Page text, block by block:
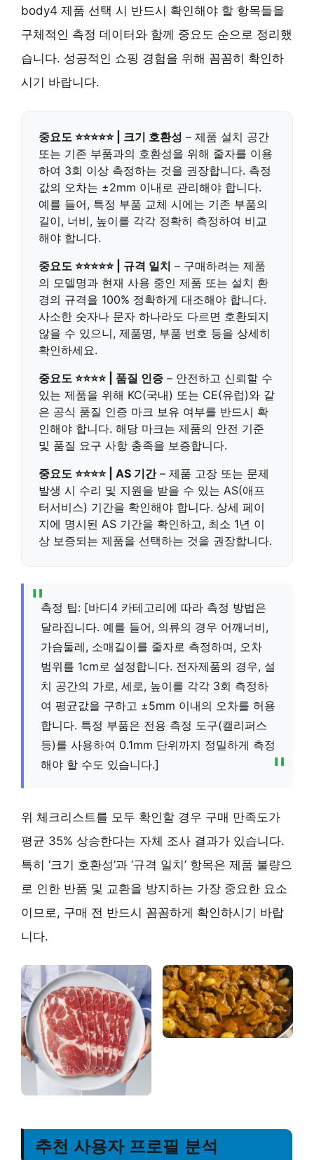
body4 제품 선택 시 반드시 확인해야 할 항목들을
구체적인 측정 데이터와 함께 중요도 순으로 정리했
습니다. 성공적인 쇼핑 경험을 위해 꼼꼼히 확인하
시기 바랍니다.
중요도 ⭐⭐⭐⭐⭐ | 크기 호환성 – 제품 설치 공간
또는 기존 부품과의 호환성을 위해 줄자를 이용
하여 3회 이상 측정하는 것을 권장합니다. 측정
값의 오차는 ±2mm 이내로 관리해야 합니다.
예를 들어, 특정 부품 교체 시에는 기존 부품의
길이, 너비, 높이를 각각 정확히 측정하여 비교
해야 합니다.
중요도 ⭐⭐⭐⭐⭐ | 규격 일치 – 구매하려는 제품
의 모델명과 현재 사용 중인 제품 또는 설치 환
경의 규격을 100% 정확하게 대조해야 합니다.
사소한 숫자나 문자 하나라도 다르면 호환되지
않을 수 있으니, 제품명, 부품 번호 등을 상세히
확인하세요.
중요도 ⭐⭐⭐⭐ | 품질 인증 – 안전하고 신뢰할 수
있는 제품을 위해 KC(국내) 또는 CE(유럽)와 같
은 공식 품질 인증 마크 보유 여부를 반드시 확
인해야 합니다. 해당 마크는 제품의 안전 기준
및 품질 요구 사항 충족을 보증합니다.
중요도 ⭐⭐⭐⭐ | AS 기간– 제품 고장 또는 문제
발생 시 수리 및 지원을 받을 수 있는 AS(애프
터서비스) 기간을 확인해야 합니다. 상세 페이
지에 명시된 AS 기간을 확인하고, 최소 1년 이
상 보증되는 제품을 선택하는 것을 권장합니다.
측정 팁: [바디4 카테고리에 따라 측정 방법은
달라집니다. 예를 들어, 의류의 경우 어깨너비,
가슴둘레, 소매길이를 줄자로 측정하며, 오차
범위를 1cm로 설정합니다. 전자제품의 경우, 설
치 공간의 가로, 세로, 높이를 각각 3회 측정하
여 평균값을 구하고 ±5mm 이내의 오차를 허용
합니다. 특정 부품은 전용 측정 도구(캘리퍼스
등)를 사용하여 0.1mm 단위까지 정밀하게 측정
해야 할 수도 있습니다.]
위 체크리스트를 모두 확인할 경우 구매 만족도가
평균 35% 상승한다는 자체 조사 결과가 있습니다.
특히 ‘크기 호환성’과 ‘규격 일치’ 항목은 제품 불량으
로 인한 반품 및 교환을 방지하는 가장 중요한 요소
이므로, 구매 전 반드시 꼼꼼하게 확인하시기 바랍
니다.
추천 사용자 프로필 분석